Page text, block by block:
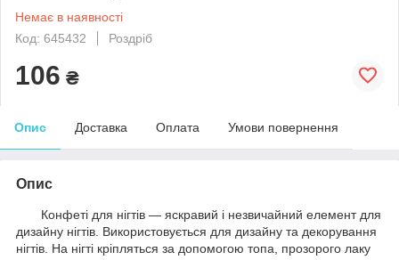
Немає в наявності
Код: 645432
Роздріб
106 ₴
Опис Доставка Оплата Умови повернення
Опис
Конфеті для нігтів — яскравий і незвичайний елемент для
дизайну нігтів. Використовується для дизайну та декорування
нігтів. На нігті кріпляться за допомогою топа, прозорого лаку